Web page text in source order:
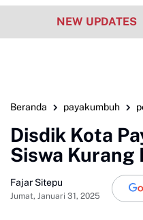
NEW UPDATES
Beranda payakumbuh
Disdik Kota
Siswa Kurang
Fajar Sitepu
Jumat, Januari 31, 2025